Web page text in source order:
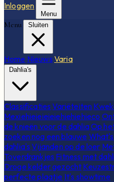
Inloggen
Menu
Menu Sluiten
Home Nieuws Varia
Dahlia's
Classificaties Variëteiten
Mexiehieieieieiehiehiehieco
de knieën voor de dahliaOp
zoeken nog een blauwe
dahlia's Vijanden op de loer
Toverdrankjes Fitness met
Droge kelder gezocht
perfecte plaatje It's showtime